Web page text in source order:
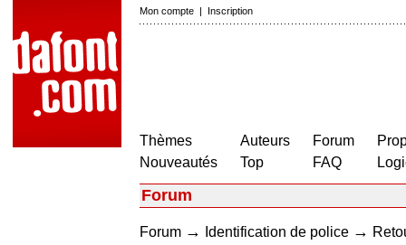
Mon compte | Inscription
Thèmes
Nouveautés
Auteurs
Top
Forum
FAQ
Forum
Forum → Identification de police →